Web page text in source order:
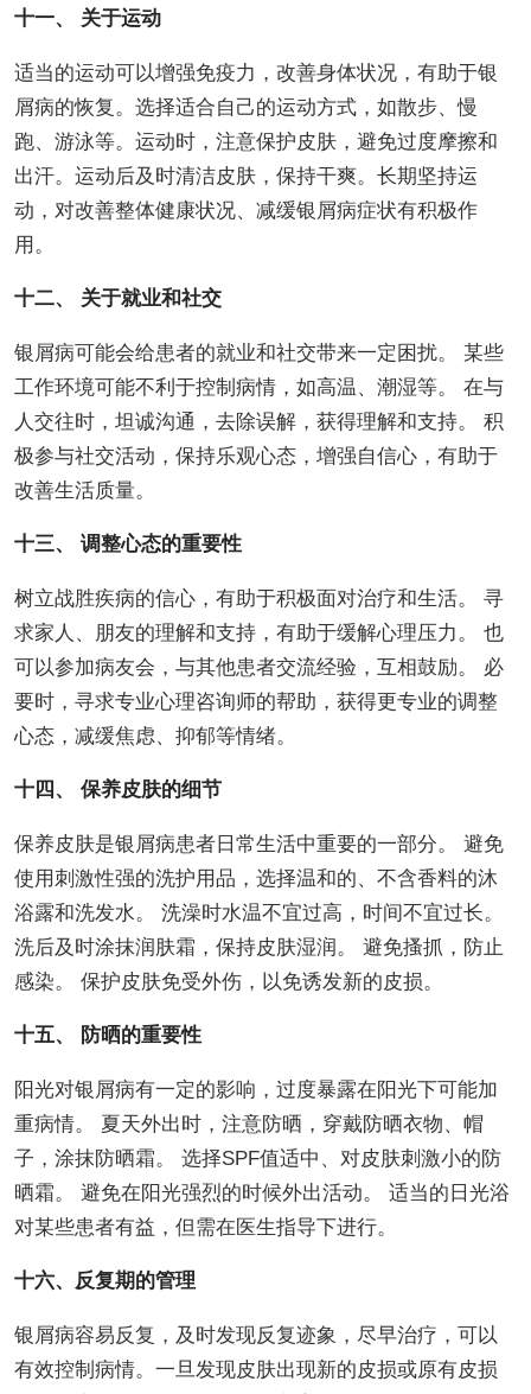
十一、 关于运动
适当的运动可以增强免疫力，改善身体状况，有助于银
屑病的恢复。选择适合自己的运动方式，如散步、慢
跑、游泳等。运动时，注意保护皮肤，避免过度摩擦和
出汗。运动后及时清洁皮肤，保持干爽。长期坚持运
动，对改善整体健康状况、减缓银屑病症状有积极作
用。
十二、 关于就业和社交
银屑病可能会给患者的就业和社交带来一定困扰。 某些
工作环境可能不利于控制病情，如高温、潮湿等。 在与
人交往时，坦诚沟通，去除误解，获得理解和支持。 积
极参与社交活动，保持乐观心态，增强自信心，有助于
改善生活质量。
十三、 调整心态的重要性
树立战胜疾病的信心，有助于积极面对治疗和生活。 寻
求家人、朋友的理解和支持，有助于缓解心理压力。 也
可以参加病友会，与其他患者交流经验，互相鼓励。 必
要时，寻求专业心理咨询师的帮助，获得更专业的调整
心态，减缓焦虑、抑郁等情绪。
十四、 保养皮肤的细节
保养皮肤是银屑病患者日常生活中重要的一部分。 避免
使用刺激性强的洗护用品，选择温和的、不含香料的沐
浴露和洗发水。 洗澡时水温不宜过高，时间不宜过长。
洗后及时涂抹润肤霜，保持皮肤湿润。 避免搔抓，防止
感染。 保护皮肤免受外伤，以免诱发新的皮损。
十五、 防晒的重要性
阳光对银屑病有一定的影响，过度暴露在阳光下可能加
重病情。 夏天外出时，注意防晒，穿戴防晒衣物、帽
子，涂抹防晒霜。 选择SPF值适中、对皮肤刺激小的防
晒霜。 避免在阳光强烈的时候外出活动。 适当的日光浴
对某些患者有益，但需在医生指导下进行。
十六、反复期的管理
银屑病容易反复，及时发现反复迹象，尽早治疗，可以
有效控制病情。一旦发现皮肤出现新的皮损或原有皮损